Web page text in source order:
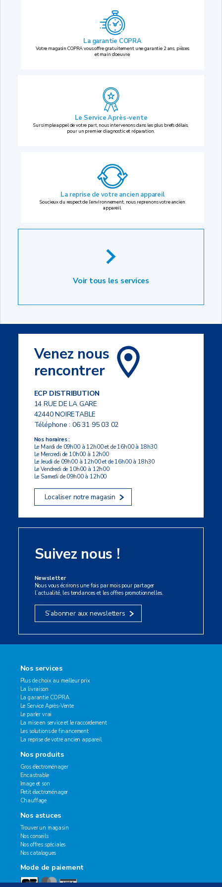
La garantie COPRA
Votre magasin COPRA vous offre gratuitement une garantie 2 ans, pièces
et main d’oeuvre.
Le Service Après-vente
Sur simple appel de votre part, nous intervenons dans les plus brefs délais,
pour un premier diagnostic et réparation.
La reprise de votre ancien appareil
Soucieux du respect de l’environnement, nous reprenons votre ancien
appareil.
Voir tous les services
Venez nous
rencontrer
ECP DISTRIBUTION
14 RUE DE LA GARE
42440 NOIRETABLE
Téléphone :06 31 95 03 02
Nos horaires :
Le Mardi de 09h00 à 12h00 et de 16h00 à 18h30
Le Mercredi de 10h00 à 12h00
Le Jeudi de 09h00 à 12h00 et de 16h00 à 18h30
Le Vendredi de 10h00 à 12h00
Le Samedi de 09h00 à 12h00
Localiser notre magasin
Suivez nous !
Newsletter
Nous vous écrirons une fois par mois pour partager
l’actualité, les tendances et les offres promotionnelles.
S’abonner aux newsletters
Nos services
Plus de choix au meilleur prix
La livraison
La garantie COPRA
Le Service Après-Vente
Le parler vrai
La mise en service et le raccordement
Les solutions de financement
La reprise de votre ancien appareil
Nos produits
Gros électroménager
Encastrable
Image et son
Petit électroménager
Chauffage
Nos astuces
Trouver un magasin
Nos conseils
Nos offres spéciales
Nos catalogues
Mode de paiement